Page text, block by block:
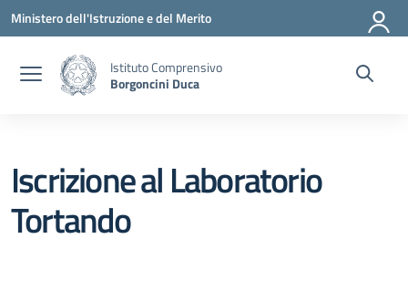
Vai ai contenuti
Vai al menu di navigazione
Vai al footer
Ministero dell'Istruzione e del Merito
Istituto Comprensivo
Borgoncini Duca
Iscrizione al Laboratorio
Tortando